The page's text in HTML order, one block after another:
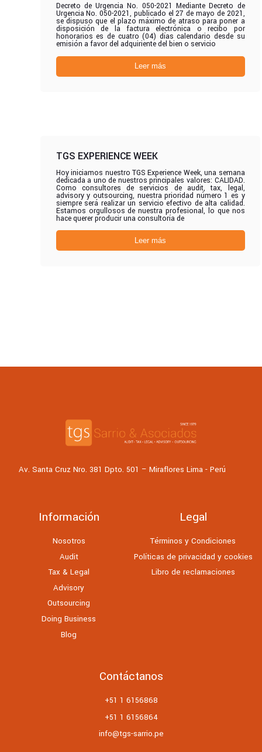
Decreto de Urgencia No. 050-2021 Mediante Decreto de
Urgencia No. 050-2021, publicado el 27 de mayo de 2021,
se dispuso que el plazo máximo de atraso para poner a
disposición de la factura electrónica o recibo por
honorarios es de cuatro (04) días calendario desde su
emisión a favor del adquiriente del bien o servicio
Leer más
TGS EXPERIENCE WEEK
Hoy iniciamos nuestro TGS Experience Week, una semana
dedicada a uno de nuestros principales valores: CALIDAD.
Como consultores de servicios de audit, tax, legal,
advisory y outsourcing, nuestra prioridad número 1 es y
siempre será realizar un servicio efectivo de alta calidad.
Estamos orgullosos de nuestra profesional, lo que nos
hace querer producir una consultoría de
Leer más
Av. Santa Cruz Nro. 381 Dpto. 501 – Miraflores Lima - Perú
Información
Nosotros
Audit
Tax & Legal
Advisory
Outsourcing
Doing Business
Blog
Legal
Términos y Condiciones
Políticas de privacidad y cookies
Libro de reclamaciones
Contáctanos
+51 1 6156868
+51 1 6156864
info@tgs-sarrio.pe